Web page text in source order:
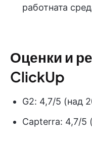
работната
Оценки и
ClickUp
G2: 4,7/5 (над
Capterra: 4,7/5